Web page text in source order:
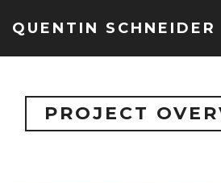
QUENTIN SCHNEIDER
PROJECT